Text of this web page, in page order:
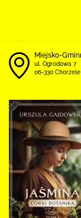
Miejsko-
ul. Ogrodowa 7
06-330 Chorzele